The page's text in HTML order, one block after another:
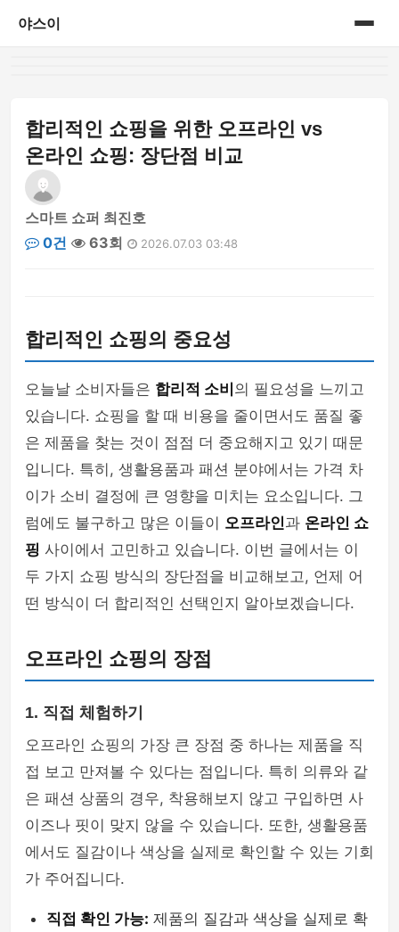
야스이
합리적인 쇼핑을 위한 오프라인 vs
온라인 쇼핑: 장단점 비교
스마트 쇼퍼 최진호
0건
63회 2026.07.03 03:48
합리적인 쇼핑의 중요성
오늘날 소비자들은 합리적 소비 의 필요성을 느끼고
있습니다. 쇼핑을 할 때 비용을 줄이면서도 품질 좋
은 제품을 찾는 것이 점점 더 중요해지고 있기 때문
입니다. 특히, 생활용품과 패션 분야에서는 가격 차
이가 소비 결정에 큰 영향을 미치는 요소입니다. 그
럼에도 불구하고 많은 이들이 오프라인과 온라인 쇼
핑 사이에서 고민하고 있습니다. 이번 글에서는 이
두 가지 쇼핑 방식의 장단점을 비교해보고, 언제 어
떤 방식이 더 합리적인 선택인지 알아보겠습니다.
오프라인 쇼핑의 장점
1. 직접 체험하기
오프라인 쇼핑의 가장 큰 장점 중 하나는 제품을 직
접 보고 만져볼 수 있다는 점입니다. 특히 의류와 같
은 패션 상품의 경우, 착용해보지 않고 구입하면 사
이즈나 핏이 맞지 않을 수 있습니다. 또한, 생활용품
에서도 질감이나 색상을 실제로 확인할 수 있는 기회
가 주어집니다.
직접 확인 가능: 제품의 질감과 색상을 실제로 확